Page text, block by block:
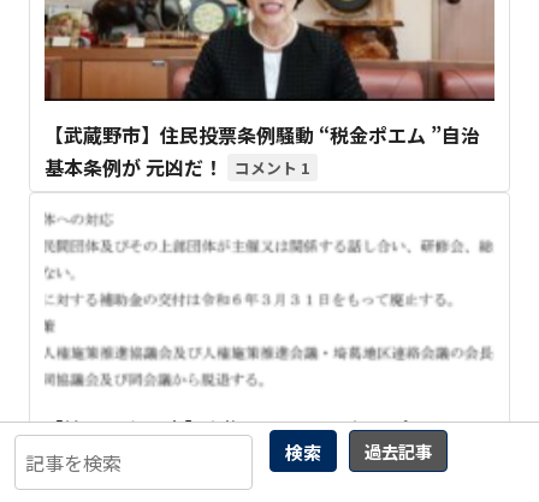
検索 過去記事
【武蔵野市】住民投票条例騒動 “税金ポエム ”自治
基本条例が 元凶だ！
1
【埼玉県 久喜市】人権イベントのずさん会計とパワ
ハラ問題 部落解放同盟と 絶縁の背景
7